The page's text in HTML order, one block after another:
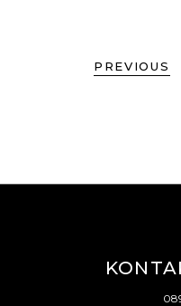
PREVIOUS